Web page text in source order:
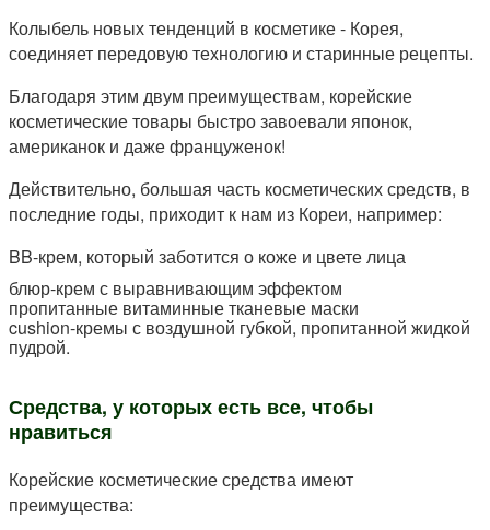
Колыбель новых тенденций в косметике - Корея,
соединяет передовую технологию и старинные рецепты.
Благодаря этим двум преимуществам, корейские
косметические товары быстро завоевали японок,
американок и даже француженок!
Действительно, большая часть косметических средств, в
последние годы, приходит к нам из Кореи, например:
BB-крем, который заботится о коже и цвете лица
блюр-крем с выравнивающим эффектом
пропитанные витаминные тканевые маски
cushion-кремы с воздушной губкой, пропитанной жидкой
пудрой.
Средства, у которых есть все, чтобы
нравиться
Корейские косметические средства имеют
преимущества: